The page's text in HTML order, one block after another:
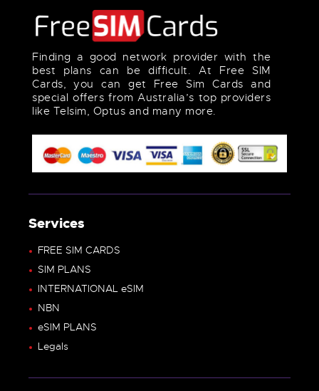
Finding a good network provider with the
best plans can be difficult. At Free SIM
Cards, you can get Free Sim Cards and
special offers from Australia’s top providers
like Telsim, Optus and many more.
Services
FREE SIM CARDS
SIM PLANS
INTERNATIONAL eSIM
NBN
eSIM PLANS
Legals